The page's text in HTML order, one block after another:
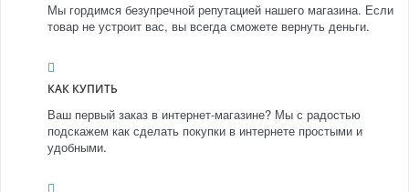
Мы гордимся безупречной репутацией нашего магазина. Если
товар не устроит вас, вы всегда сможете вернуть деньги.
КАК КУПИТЬ
Ваш первый заказ в интернет-магазине? Мы с радостью
подскажем как сделать покупки в интернете простыми и
удобными.